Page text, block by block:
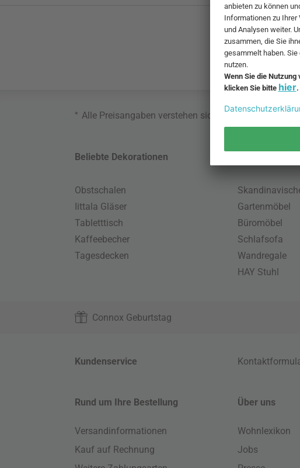
* Alle Preisangaben verstehen sich inklusive MwSt.
Beliebte Dekorationen
Obstschalen
Iittala Gläser
Tabletttisch
Kaffeebecher
Tagesdecken
Gartenmöbel
Büromöbel
Schlafsofa
Wandregale
HAY Stuhl
Connox Geburtstag
Kundenservice
Rund um Ihre Bestellung
Versandinformationen
Kauf auf Rechnung
Über uns
Wohnlexikon
Jobs